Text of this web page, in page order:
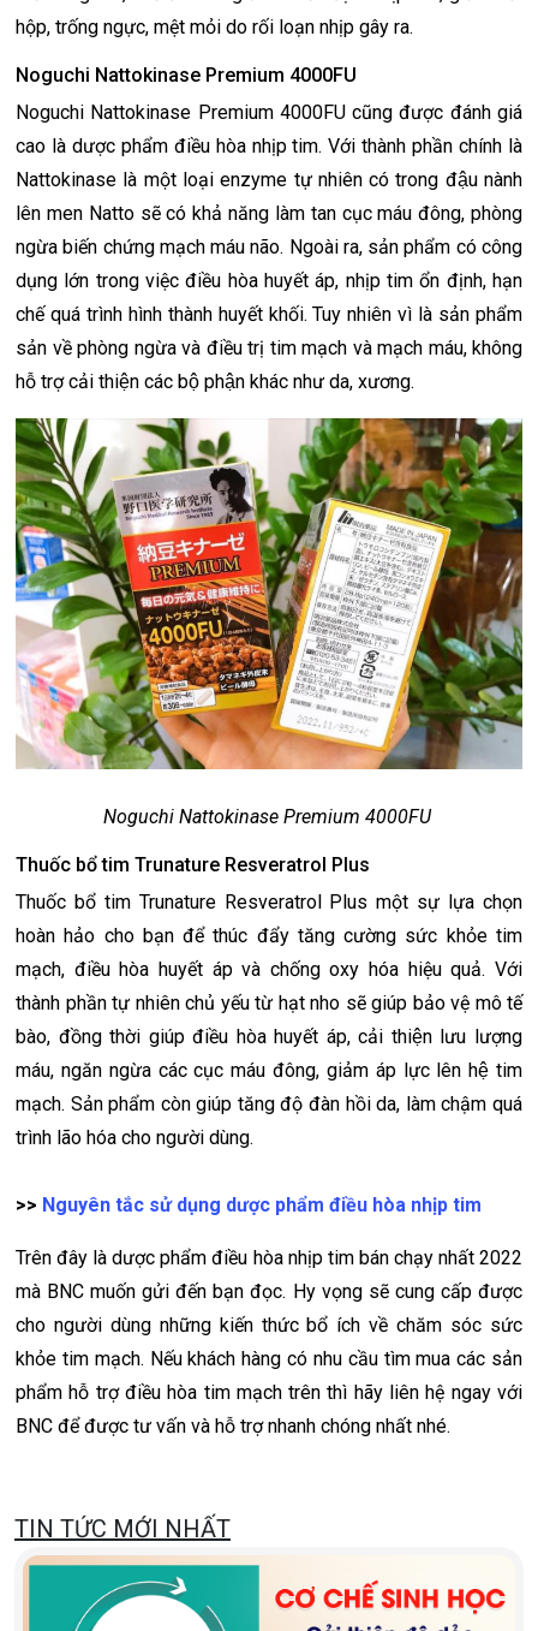
hộp, trống ngực, mệt mỏi do rối loạn nhịp gây ra.
Noguchi Nattokinase Premium 4000FU
Noguchi Nattokinase Premium 4000FU cũng được đánh giá
cao là dược phẩm điều hòa nhịp tim. Với thành phần chính là
Nattokinase là một loại enzyme tự nhiên có trong đậu nành
lên men Natto sẽ có khả năng làm tan cục máu đông, phòng
ngừa biến chứng mạch máu não. Ngoài ra, sản phẩm có công
dụng lớn trong việc điều hòa huyết áp, nhịp tim ổn định, hạn
chế quá trình hình thành huyết khối. Tuy nhiên vì là sản phẩm
sản về phòng ngừa và điều trị tim mạch và mạch máu, không
hỗ trợ cải thiện các bộ phận khác như da, xương.
Noguchi Nattokinase Premium 4000FU
Thuốc bổ tim Trunature Resveratrol Plus
Thuốc bổ tim Trunature Resveratrol Plus một sự lựa chọn
hoàn hảo cho bạn để thúc đẩy tăng cường sức khỏe tim
mạch, điều hòa huyết áp và chống oxy hóa hiệu quả. Với
thành phần tự nhiên chủ yếu từ hạt nho sẽ giúp bảo vệ mô tế
bào, đồng thời giúp điều hòa huyết áp, cải thiện lưu lượng
máu, ngăn ngừa các cục máu đông, giảm áp lực lên hệ tim
mạch. Sản phẩm còn giúp tăng độ đàn hồi da, làm chậm quá
trình lão hóa cho người dùng.
>> Nguyên tắc sử dụng dược phẩm điều hòa nhịp tim
Trên đây là dược phẩm điều hòa nhịp tim bán chạy nhất 2022
mà BNC muốn gửi đến bạn đọc. Hy vọng sẽ cung cấp được
cho người dùng những kiến thức bổ ích về chăm sóc sức
khỏe tim mạch. Nếu khách hàng có nhu cầu tìm mua các sản
phẩm hỗ trợ điều hòa tim mạch trên thì hãy liên hệ ngay với
BNC để được tư vấn và hỗ trợ nhanh chóng nhất nhé.
TIN TỨC MỚI NHẤT